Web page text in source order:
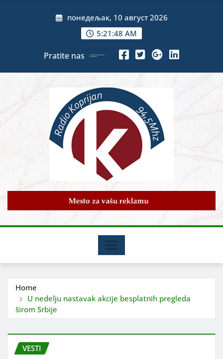
понедељак, 10 август 2026
5:21:50 AM
Pratite nas
Home
U nedelju nastavak akcije besplatnih pregleda
širom Srbije
VESTI